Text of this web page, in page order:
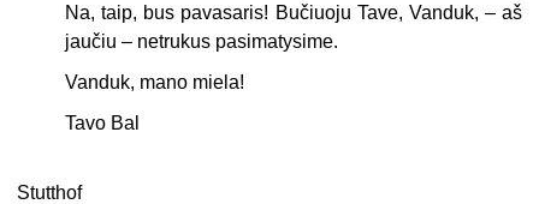
Na, taip, bus pavasaris! Bučiuoju Tave, Vanduk, – aš
jaučiu – netrukus pasimatysime.
Vanduk, mano miela!
Tavo Bal
Stutthof